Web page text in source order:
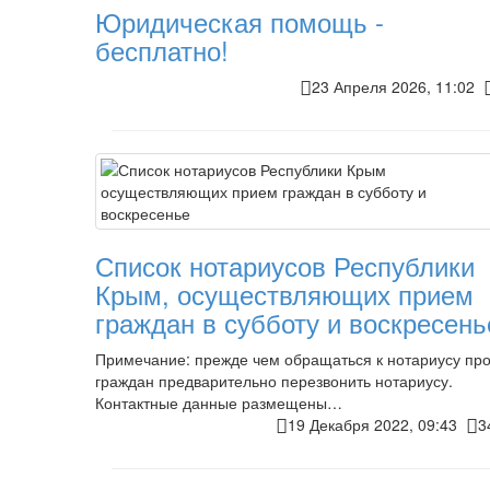
Юридическая помощь -
бесплатно!
23 Апреля 2026, 11:02
Список нотариусов Республики
Крым, осуществляющих прием
граждан в субботу и
Примечание: прежде чем обращаться к нотариусу
граждан предварительно перезвонить нотариусу.
Контактные данные размещены…
19 Декабря 2022, 09:43